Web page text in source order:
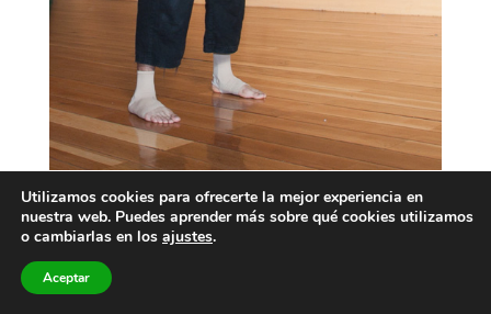
Utilizamos cookies para ofrecerte la mejor experiencia en
nuestra web. Puedes aprender más sobre qué cookies utilizamos
o cambiarlas en los ajustes.
Aceptar